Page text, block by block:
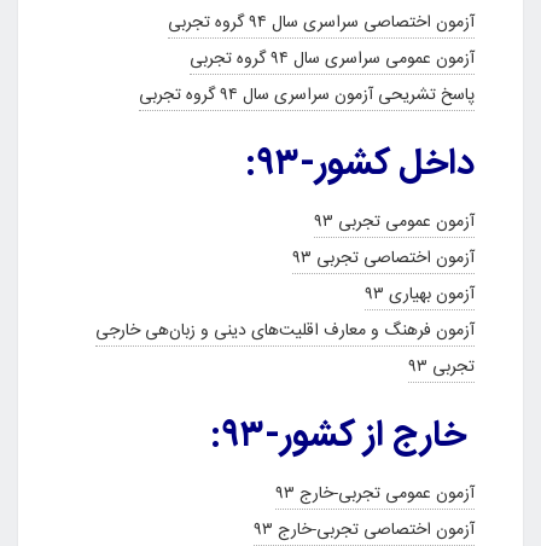
آزمون اختصاصی سراسری سال ۹۴ گروه تجربی
آزمون عمومی سراسری سال ۹۴ گروه تجربی
پاسخ تشریحی آزمون سراسری سال ۹۴ گروه تجربی
داخل کشور-۹۳:
آزمون عمومی تجربی ۹۳
آزمون اختصاصی تجربی ۹۳
آزمون بهیاری ۹۳
آزمون فرهنگ و معارف اقلیت‌های دینی و زبان‌هی خارجی
تجربی ۹۳
خارج از کشور-۹۳:
آزمون عمومی تجربی-خارج ۹۳
آزمون اختصاصی تجربی-خارج ۹۳